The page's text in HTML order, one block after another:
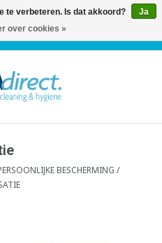
BESCHERMING /
te verbeteren. Is dat akkoord?
Ja
over cookies »